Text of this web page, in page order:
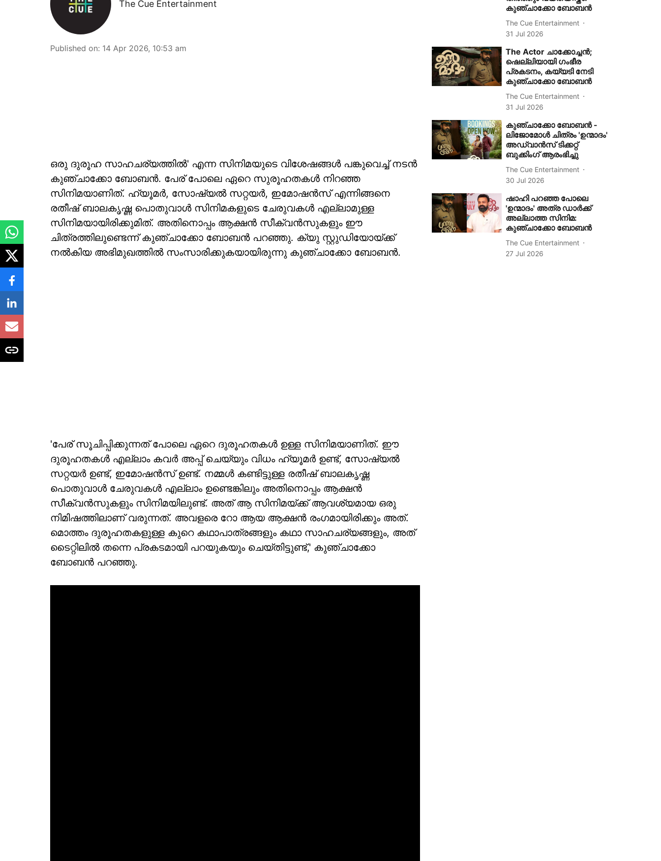
The Cue Entertainment
Published on: 14 Apr 2026, 10:53 am
ഒരു ദുരൂഹ സാഹചര്യത്തിൽ' എന്ന സിനിമയുടെ വിശേഷങ്ങൾ പങ്കുവെച്ച് നടൻ
കുഞ്ചാക്കോ ബോബൻ. പേര് പോലെ ഏറെ സുരൂഹതകൾ നിറഞ്ഞ
സിനിമയാണിത്. ഹ്യൂമർ, സോഷ്യൽ സറ്റയർ, ഇമോഷൻസ് എന്നിങ്ങനെ
രതീഷ് ബാലകൃഷ്ണ പൊതുവാൾ സിനിമകളുടെ ചേരുവകൾ എല്ലാമുള്ള
സിനിമയായിരിക്കുമിത്. അതിനൊപ്പം ആക്ഷൻ സീക്വൻസുകളും ഈ
ചിത്രത്തിലുണ്ടെന്ന് കുഞ്ചാക്കോ ബോബൻ പറഞ്ഞു. ക്യു സ്റ്റുഡിയോയ്ക്ക്
നൽകിയ അഭിമുഖത്തിൽ സംസാരിക്കുകയായിരുന്നു കുഞ്ചാക്കോ ബോബൻ.
'പേര് സൂചിപ്പിക്കുന്നത് പോലെ ഏറെ ദുരൂഹതകൾ ഉള്ള സിനിമയാണിത്. ഈ
ദുരൂഹതകൾ എല്ലാം കവർ അപ്പ് ചെയ്യും വിധം ഹ്യൂമർ ഉണ്ട്, സോഷ്യൽ
സറ്റയർ ഉണ്ട്, ഇമോഷൻസ് ഉണ്ട്. നമ്മൾ കണ്ടിട്ടുള്ള രതീഷ് ബാലകൃഷ്ണ
പൊതുവാൾ ചേരുവകൾ എല്ലാം ഉണ്ടെങ്കിലും അതിനൊപ്പം ആക്ഷൻ
സീക്വൻസുകളും സിനിമയിലുണ്ട്. അത് ആ സിനിമയ്ക്ക് ആവശ്യമായ ഒരു
നിമിഷത്തിലാണ് വരുന്നത്. അവളരെ റോ ആയ ആക്ഷൻ രംഗമായിരിക്കും അത്.
മൊത്തം ദുരൂഹതകളുള്ള കുറെ കഥാപാത്രങ്ങളും കഥാ സാഹചര്യങ്ങളും, അത്
ടൈറ്റിലിൽ തന്നെ പ്രകടമായി പറയുകയും ചെയ്തിട്ടുണ്ട്,' കുഞ്ചാക്കോ
ബോബൻ പറഞ്ഞു.
കുഞ്ചാക്കോ ബോബൻ
The Cue Entertainment
31 Jul 2026
The Actor ചാക്കോച്ചൻ;
ഷെല്ലിയായി ഗംഭീര
പ്രകടനം, കയ്യടി നേടി
കുഞ്ചാക്കോ ബോബൻ
The Cue Entertainment
31 Jul 2026
കുഞ്ചാക്കോ ബോബൻ -
ലിജോമോൾ ചിത്രം 'ഉന്മാദം'
അഡ്വാൻസ് ടിക്കറ്റ്
ബുക്കിംഗ് ആരംഭിച്ചു
The Cue Entertainment
30 Jul 2026
ഷാഹി പറഞ്ഞ പോലെ
'ഉന്മാദം' അത്ര ഡാർക്ക്
അല്ലാത്ത സിനിമ:
കുഞ്ചാക്കോ ബോബൻ
The Cue Entertainment
27 Jul 2026